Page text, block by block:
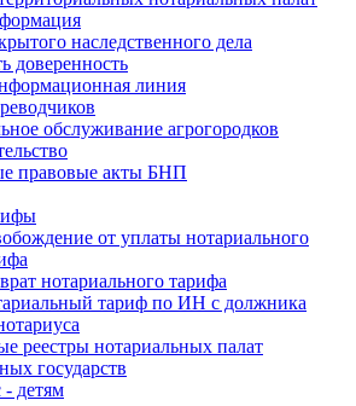
наследственного дела
доверенность
линия
обслуживание агрогородков
правовые акты БНП
от уплаты нотариального
нотариального тарифа
тариф по ИН с должника
реестры нотариальных палат
государств
- детям